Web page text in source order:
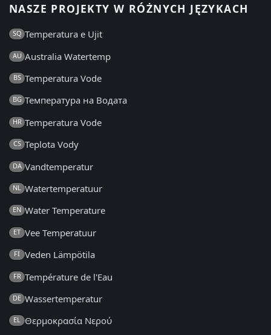
NASZE PROJEKTY W RÓŻNYCH JĘZYKACH
SQ Temperatura e Ujit
AU Australia Watertemp
BS Temperatura Vode
BG Температура на Водата
HR Temperatura Vode
CS Teplota Vody
DA Vandtemperatur
NL Watertemperatuur
EN Water Temperature
ET Vee Temperatuur
FI Veden Lämpötila
FR Température de l'Eau
DE Wassertemperatur
EL Θερμοκρασία Νερού